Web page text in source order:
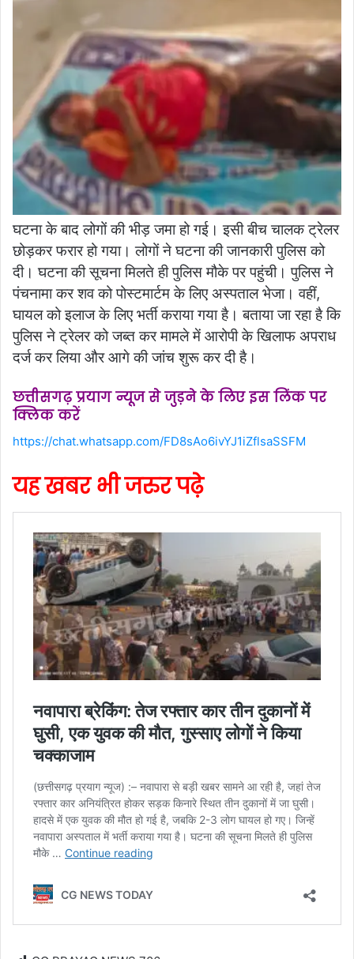
घटना के बाद लोगों की भीड़ जमा हो गई। इसी बीच चालक ट्रेलर
छोड़कर फरार हो गया। लोगों ने घटना की जानकारी पुलिस को
दी। घटना की सूचना मिलते ही पुलिस मौके पर पहुंची। पुलिस ने
पंचनामा कर शव को पोस्टमार्टम के लिए अस्पताल भेजा। वहीं,
घायल को इलाज के लिए भर्ती कराया गया है। बताया जा रहा है कि
पुलिस ने ट्रेलर को जब्त कर मामले में आरोपी के खिलाफ अपराध
दर्ज कर लिया और आगे की जांच शुरू कर दी है।
छत्तीसगढ़ प्रयाग न्यूज से जुड़ने के लिए इस लिंक पर
क्लिक करें
https://chat.whatsapp.com/FD8sAo6ivYJ1iZflsaSSFM
यह खबर भी जरुर पढ़े